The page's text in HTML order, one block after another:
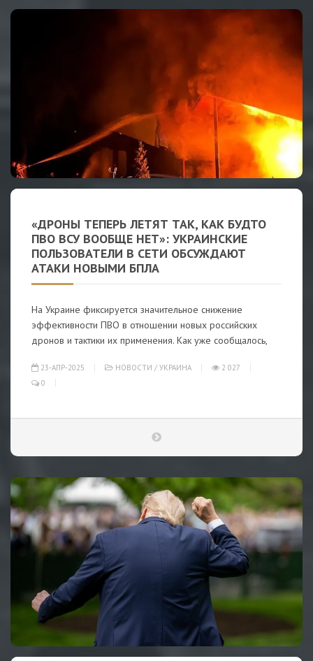
«ДРОНЫ ТЕПЕРЬ ЛЕТЯТ ТАК, КАК БУДТО
ПВО ВСУ ВООБЩЕ НЕТ»: УКРАИНСКИЕ
ПОЛЬЗОВАТЕЛИ В СЕТИ ОБСУЖДАЮТ
АТАКИ НОВЫМИ БПЛА
На Украине фиксируется значительное снижение
эффективности ПВО в отношении новых российских
дронов и тактики их применения. Как уже сообщалось,
23-АПР-2025 НОВОСТИ / УКРАИНА
2 027
0